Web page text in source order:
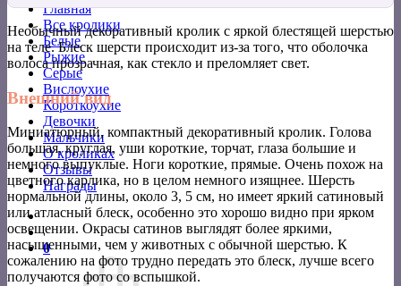
Главная
Все кролики
Белые
Рыжие
Серые
Вислоухие
Короткоухие
Девочки
Мальчики
О кроликах
Отзывы
Награды
0
Необычный декоративный кролик с яркой блестящей шерстью
на теле. Блеск шерсти происходит из-за того, что оболочка
волоса прозрачная, как стекло и преломляет свет.
Внешний вид
Миниатюрный, компактный декоративный кролик. Голова
большая, круглая, уши короткие, торчат, глаза большие и
немного выпуклые. Ноги короткие, прямые. Очень похож на
цветного карлика, но в целом немного изящнее. Шерсть
нормальной длины, около 3, 5 см, но имеет яркий сатиновый
или атласный блеск, особенно это хорошо видно при ярком
освещении. Окрасы сатинов выглядят более яркими,
насыщенными, чем у животных с обычной шерстью. К
сожалению на фото трудно передать это блеск, лучше всего
получаются фото со вспышкой.